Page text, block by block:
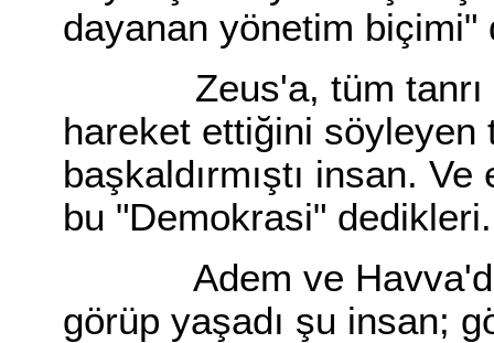
dayanan yönetim
Zeus'a, tüm tanrı ve
hareket ettiğini söyleyen
başkaldırmıştı insan.
bu "Demokrasi" dedikleri.
Adem ve
görüp yaşadı şu insan;